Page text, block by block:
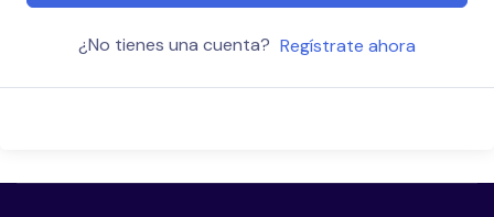
¿No tienes una cuenta? Regístrate ahora